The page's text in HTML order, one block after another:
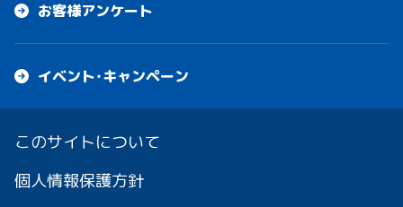
お客様アンケート
イベント・キャンペーン
このサイトについて
個人情報保護方針